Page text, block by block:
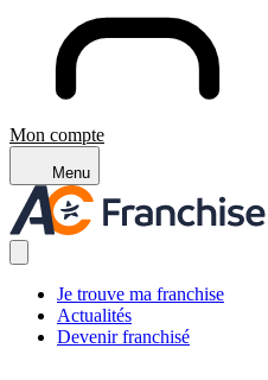
Mon compte
Menu
Je trouve ma franchise
Actualités
Devenir franchisé